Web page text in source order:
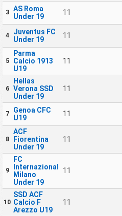
3
AS Roma
Under 19
11
4
Juventus FC
Under 19
11
5
Parma
Calcio 1913
U19
11
6
Hellas
Verona SSD
Under 19
11
7
Genoa CFC
U19
11
8
ACF
Fiorentina
Under 19
11
9
FC
Internazionale
Milano
Under 19
11
10
SSD ACF
Calcio F
Arezzo U19
11